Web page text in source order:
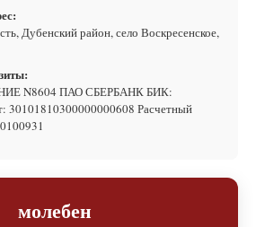
Дубенский район, село Воскресенское,
N8604 ПАО СБЕРБАНК БИК:
30101810300000000608 Расчетный
молебен